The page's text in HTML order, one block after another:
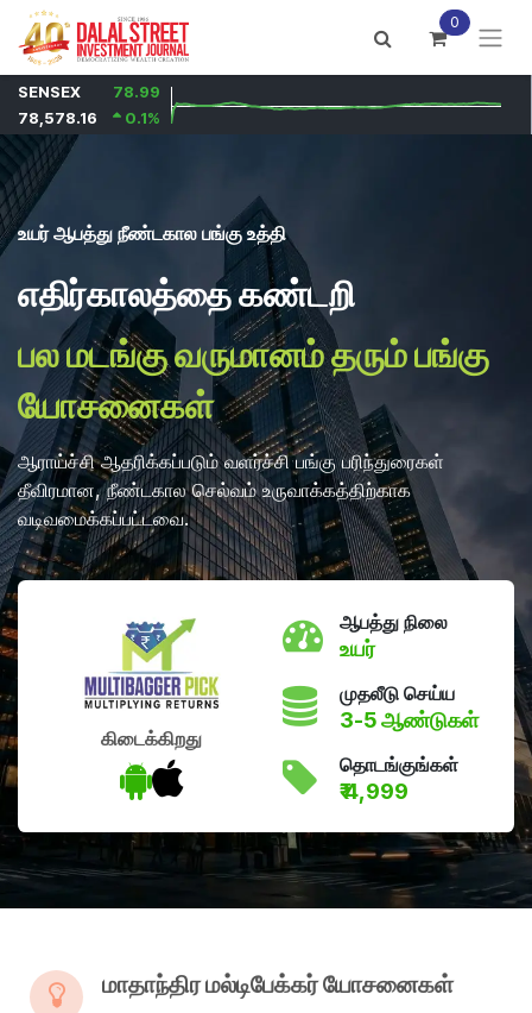
Skip to Content 0
உயர் ஆபத்து நீண்டகால பங்கு உத்தி
எதிர்காலத்தை கண்டறி
பல மடங்கு வருமானம் தரும் பங்கு
யோசனைகள்
ஆராய்ச்சி ஆதரிக்கப்படும் வளர்ச்சி பங்கு பரிந்துரைகள்
தீவிரமான, நீண்டகால செல்வம் உருவாக்கத்திற்காக
வடிவமைக்கப்பட்டவை.
கிடைக்கிறது
ஆபத்து நிலை
உயர்
முதலீடு செய்ய
3-5 ஆண்டுகள்
தொடங்குங்கள்
₹ 4,999
மாதாந்திர மல்டிபேக்கர் யோசனைகள்